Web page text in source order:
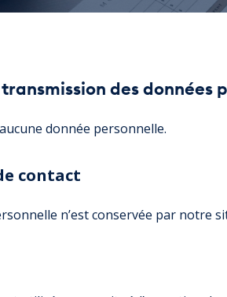
des données
donnée personnelle.
contact
n’est conservée par notre